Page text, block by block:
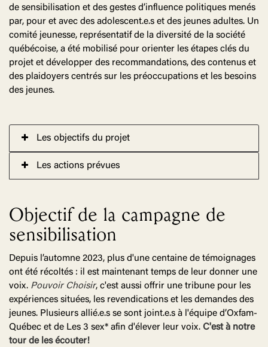
de sensibilisation et des gestes d’influence politiques menés
par, pour et avec des adolescent.e.s et des jeunes adultes. Un
comité jeunesse, représentatif de la diversité de la société
québécoise, a été mobilisé pour orienter les étapes clés du
projet et développer des recommandations, des contenus et
des plaidoyers centrés sur les préoccupations et les besoins
des jeunes.
Les objectifs du projet
Les actions prévues
Objectif de la campagne de
sensibilisation
Depuis l’automne 2023, plus d'une centaine de témoignages
ont été récoltés : il est maintenant temps de leur donner une
voix. Pouvoir Choisir, c'est aussi offrir une tribune pour les
expériences situées, les revendications et les demandes des
jeunes. Plusieurs allié.e.s se sont joint.e.s à l'équipe d’Oxfam-
Québec et de Les 3 sex* afin d'élever leur voix. C'est à notre
tour de les écouter!